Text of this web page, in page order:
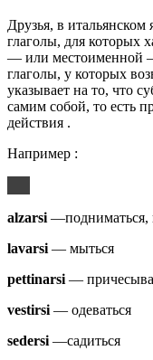
Друзья, в итальянском
глаголы, для которых
— или местоименной
глаголы, у которых
указывает на то, что
самим собой, то есть
действия .
Например :
alzarsi —подниматься,
lavarsi — мыться
pettinarsi —
vestirsi — одеваться
sedersi —садиться